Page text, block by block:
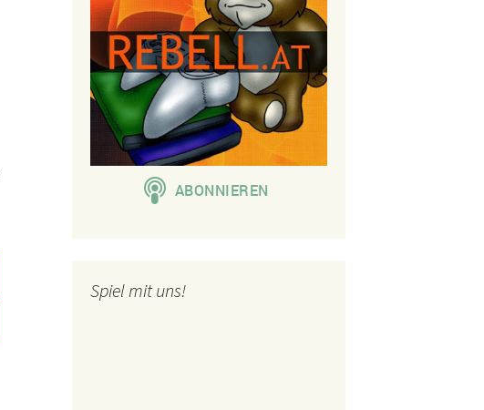
Spiel mit uns!